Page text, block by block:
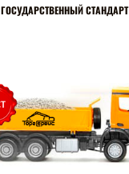
ГОСУДАРСТВЕННЫЙ СТАНДАРТ